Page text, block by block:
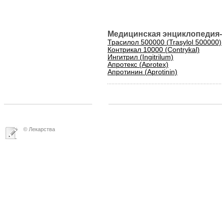
Медицинская
Трасилол 500000 (Trasylol 500000)
Контрикал 10000 (Contrykal)
Ингитрил (Ingitrilum)
Апротекс (Aprotex)
Апротинин (Aprotinin)
© Лекарства